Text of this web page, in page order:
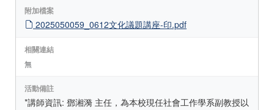
附加檔案
2025050059_0612文化議題講座-印.pdf
相關連結
無
活動備註
*講師資訊: 鄧湘漪 主任，為本校現任社會工作學系副教授以